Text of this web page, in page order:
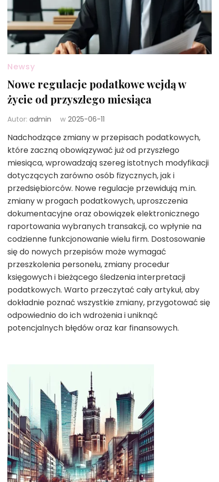
Newsy
Nowe regulacje podatkowe wejdą w
życie od przyszłego miesiąca
Autor: admin w 2025-06-11
Nadchodzące zmiany w przepisach podatkowych,
które zaczną obowiązywać już od przyszłego
miesiąca, wprowadzają szereg istotnych modyfikacji
dotyczących zarówno osób fizycznych, jak i
przedsiębiorców. Nowe regulacje przewidują m.in.
zmiany w progach podatkowych, uproszczenia
dokumentacyjne oraz obowiązek elektronicznego
raportowania wybranych transakcji, co wpłynie na
codzienne funkcjonowanie wielu firm. Dostosowanie
się do nowych przepisów może wymagać
przeszkolenia personelu, zmiany procedur
księgowych i bieżącego śledzenia interpretacji
podatkowych. Warto przeczytać cały artykuł, aby
dokładnie poznać wszystkie zmiany, przygotować się
odpowiednio do ich wdrożenia i uniknąć
potencjalnych błędów oraz kar finansowych.